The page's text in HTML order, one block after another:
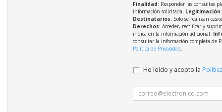
Finalidad: Responder las consultas
información solicitada; Legitimación
Destinatarios: Solo se realizan
Derechos: Acceder, rectificar y
indica en la información adicional;
consultar la información completa de
Política de Privacidad.
He leído y acepto la